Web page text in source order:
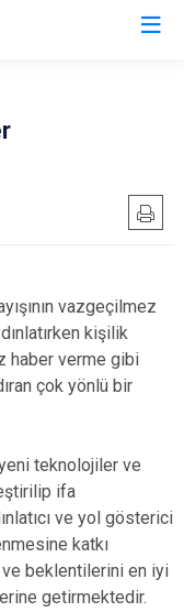
vazgeçilmez
kişilik
haber verme gibi
çok yönlü bir
teknolojiler ve
ifa
ve yol gösterici
katkı
ve beklentilerini en iyi
getirmektedir.